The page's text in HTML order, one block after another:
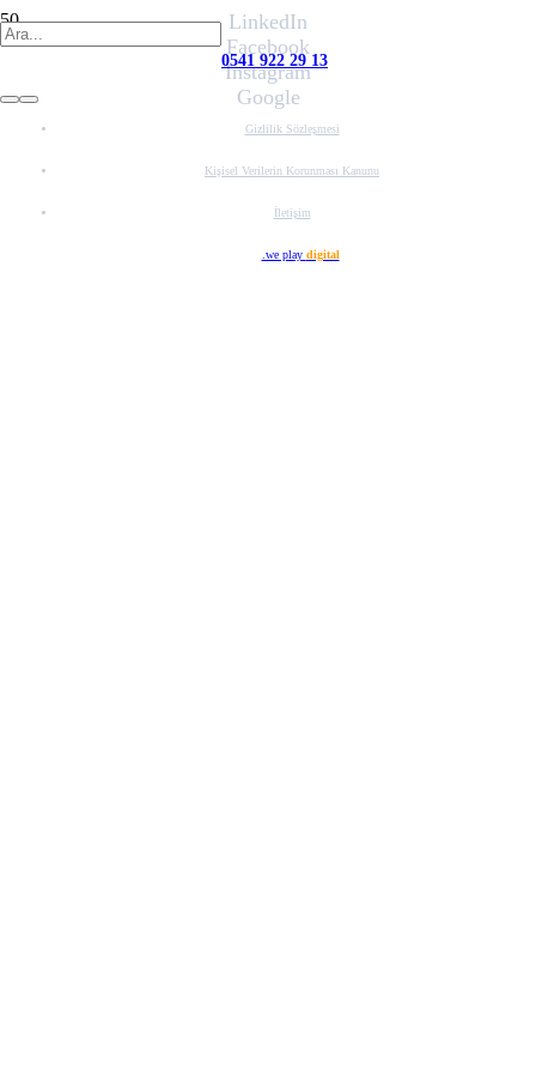
0541 922 29 13
LinkedIn
Facebook
Instagram
Google
Gizlilik Sözleşmesi
Kişisel Verilerin Korunması Kanunu
İletişim
.we play digital